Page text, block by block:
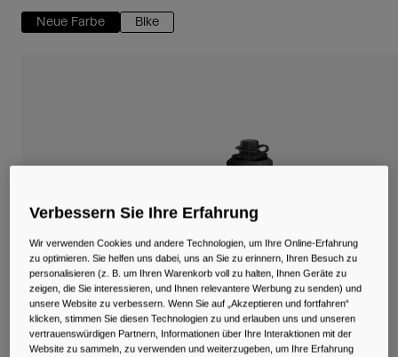
Trinkwesten
Gürtel & Hüfttaschen
Fahrradtaschen
Trinkblasen
Zubehör
Neue Farbe Bike
Verbessern Sie Ihre Erfahrung
Wir verwenden Cookies und andere Technologien, um Ihre Online-Erfahrung
zu optimieren. Sie helfen uns dabei, uns an Sie zu erinnern, Ihren Besuch zu
personalisieren (z. B. um Ihren Warenkorb voll zu halten, Ihnen Geräte zu
zeigen, die Sie interessieren, und Ihnen relevantere Werbung zu senden) und
unsere Website zu verbessern. Wenn Sie auf „Akzeptieren und fortfahren“
klicken, stimmen Sie diesen Technologien zu und erlauben uns und unseren
vertrauenswürdigen Partnern, Informationen über Ihre Interaktionen mit der
Website zu sammeln, zu verwenden und weiterzugeben, um Ihre Erfahrung